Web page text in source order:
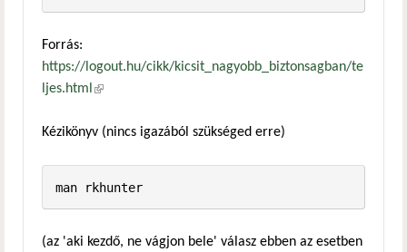
Forrás:
https://logout.hu/cikk/kicsit_nagyobb_biztonsagban/te
ljes.html (külső hivatkozás)
Kézikönyv (nincs igazából szükséged erre)
man rkhunter
(az 'aki kezdő, ne vágjon bele' válasz ebben az esetben